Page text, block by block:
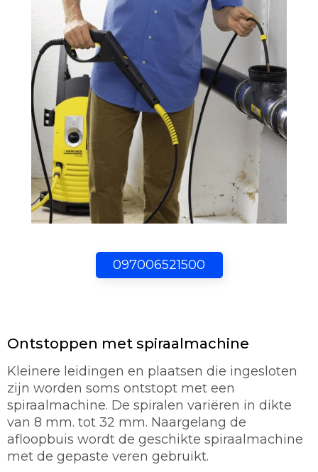
097006521500
Ontstoppen met spiraalmachine
Kleinere leidingen en plaatsen die ingesloten
zijn worden soms ontstopt met een
spiraalmachine. De spiralen variëren in dikte
van 8 mm. tot 32 mm. Naargelang de
afloopbuis wordt de geschikte spiraalmachine
met de gepaste veren gebruikt.